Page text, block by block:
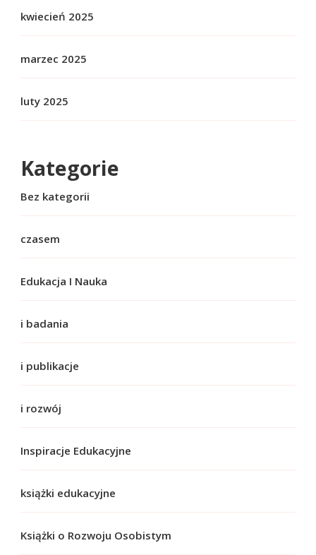
kwiecień 2025
marzec 2025
luty 2025
Kategorie
Bez kategorii
czasem
Edukacja I Nauka
i badania
i publikacje
i rozwój
Inspiracje Edukacyjne
książki edukacyjne
Książki o Rozwoju Osobistym